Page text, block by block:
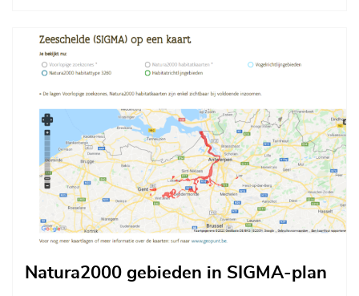
Afbeelding
Natura2000 gebieden in SIGMA-plan